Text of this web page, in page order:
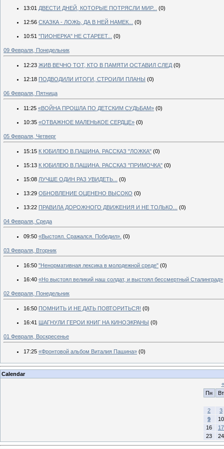
13:01 ДВЕСТИ ДНЕЙ, КОТОРЫЕ ПОТРЯСЛИ МИР... (0)
12:56 СКАЗКА - ЛОЖЬ, ДА В НЕЙ НАМЕК... (0)
10:51 "ПИОНЕРКА" НЕ СТАРЕЕТ... (0)
09 Февраля, Понедельник
12:23 ЖИВ ВЕЧНО ТОТ, КТО В ПАМЯТИ ОСТАВИЛ СЛЕД (0)
12:18 ПОДВОДИЛИ ИТОГИ, СТРОИЛИ ПЛАНЫ (0)
06 Февраля, Пятница
11:25 «ВОЙНА ПРОШЛА ПО ДЕТСКИМ СУДЬБАМ» (0)
10:35 «ОТВАЖНОЕ МАЛЕНЬКОЕ СЕРДЦЕ» (0)
05 Февраля, Четверг
15:15 К ЮБИЛЕЮ В.ПАШИНА. РАССКАЗ "ЛОЖКА" (0)
15:13 К ЮБИЛЕЮ В.ПАШИНА. РАССКАЗ "ПРИМОЧКА" (0)
15:08 ЛУЧШЕ ОДИН РАЗ УВИДЕТЬ... (0)
13:29 ОБНОВЛЕНИЕ ОЦЕНЕНО ВЫСОКО (0)
13:22 ПРАВИЛА ДОРОЖНОГО ДВИЖЕНИЯ И НЕ ТОЛЬКО... (0)
04 Февраля, Среда
09:50 «Выстоял. Сражался. Победил». (0)
03 Февраля, Вторник
16:50 "Ненормативная лексика в молодежной среде" (0)
16:40 «Но выстоял великий наш солдат, и выстоял бессмертный Сталинград»
02 Февраля, Понедельник
16:50 ПОМНИТЬ И НЕ ДАТЬ ПОВТОРИТЬСЯ! (0)
16:41 ШАГНУЛИ ГЕРОИ КНИГ НА КИНОЭКРАНЫ (0)
01 Февраля, Воскресенье
17:25 «Фронтовой альбом Виталия Пашина» (0)
Calendar
«
Пн
Вт
2
3
9
10
16
17
23
24